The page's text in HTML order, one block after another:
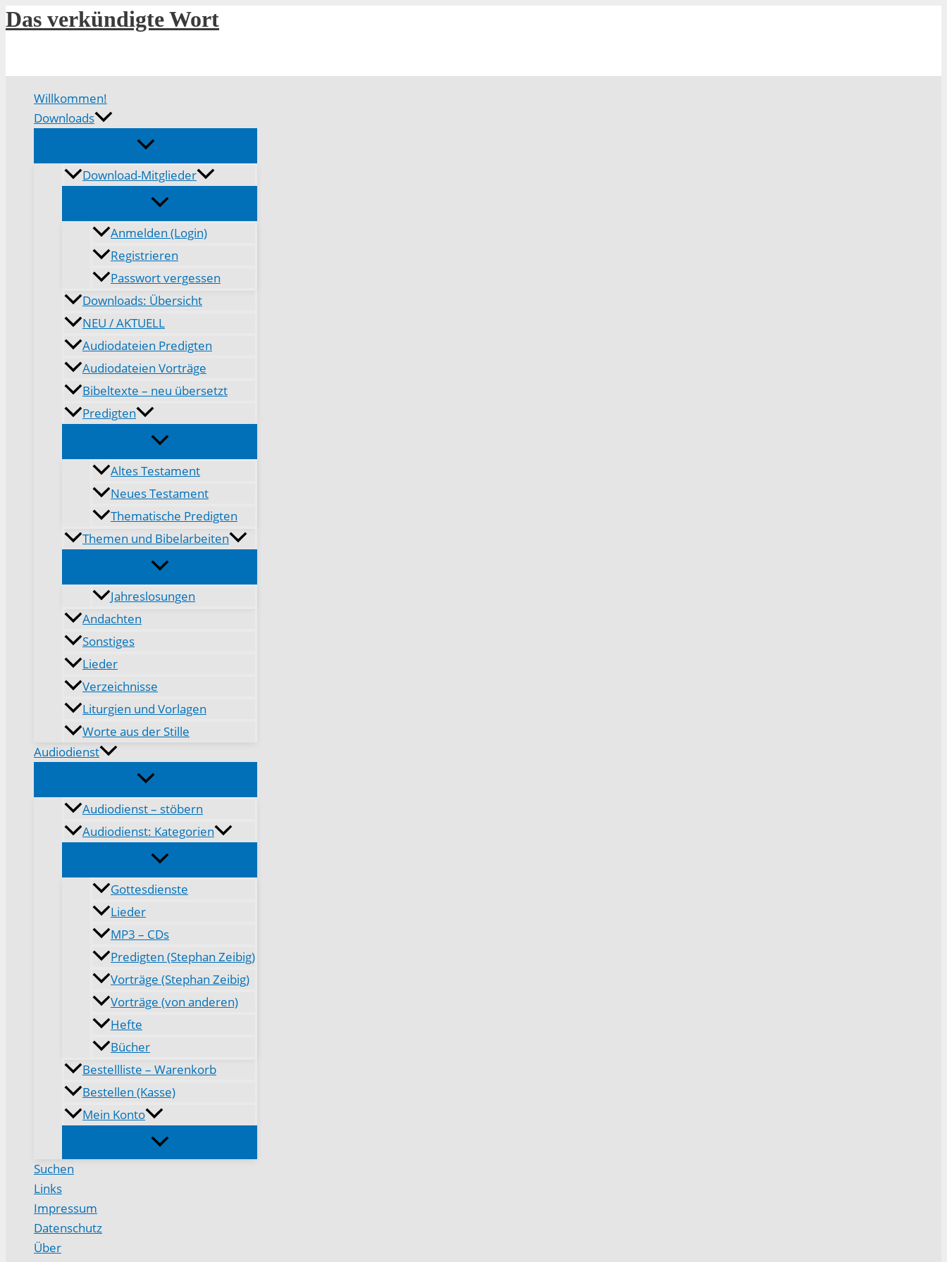
Zum
Inhalt
Das verkündigte Wort
Willkommen!
Downloads
Download-Mitglieder
Anmelden (Login)
Registrieren
Passwort vergessen
Downloads: Übersicht
NEU / AKTUELL
Audiodateien Predigten
Audiodateien Vorträge
Bibeltexte – neu übersetzt
Predigten
Altes Testament
Neues Testament
Thematische Predigten
Themen und Bibelarbeiten
Jahreslosungen
Andachten
Sonstiges
Lieder
Verzeichnisse
Liturgien und Vorlagen
Worte aus der Stille
Audiodienst
Audiodienst – stöbern
Audiodienst: Kategorien
Gottesdienste
Lieder
MP3 – CDs
Predigten (Stephan Zeibig)
Vorträge (Stephan Zeibig)
Vorträge (von anderen)
Hefte
Bücher
Bestellliste – Warenkorb
Bestellen (Kasse)
Mein Konto
Suchen
Links
Impressum
Datenschutz
Über